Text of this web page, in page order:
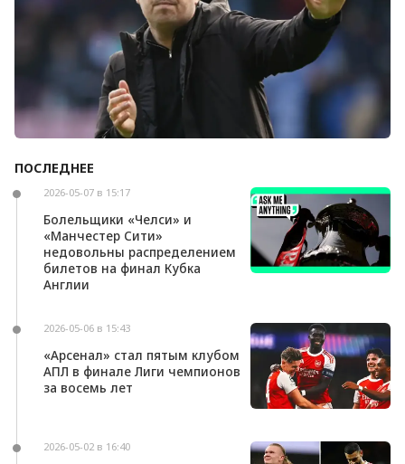
Андони Ираола может возглавить «Кристал
ПОСЛЕДНЕЕ
2026-05-07 в 15:17
Болельщики «Челси» и
«Манчестер Сити»
недовольны распределением
билетов на финал Кубка
Англии
2026-05-06 в 15:43
«Арсенал» стал пятым клубом
АПЛ в финале Лиги чемпионов
за восемь лет
2026-05-02 в 16:40